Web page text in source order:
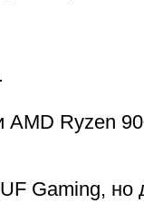
Ryzen
Gaming, но